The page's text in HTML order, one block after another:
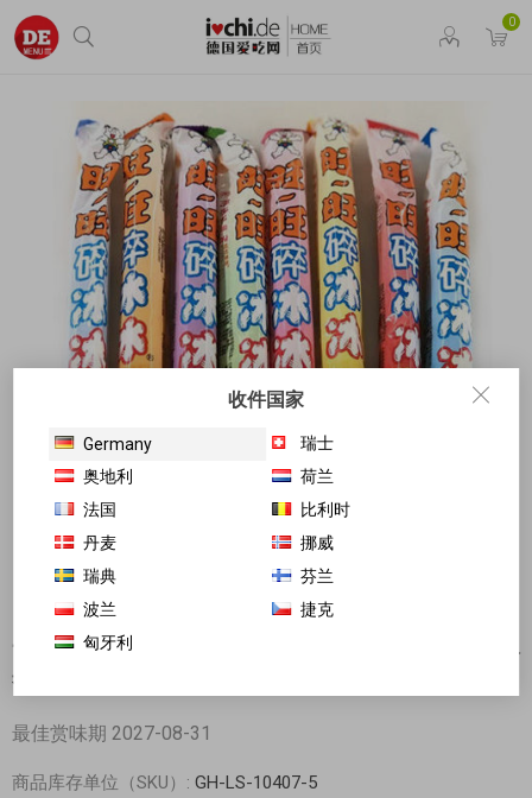
0
一组6个口味! 旺旺碎冰冰 (葡萄 草莓 蜜桃 柑桔 可乐 水
果) 6x87ml
最佳赏味期 2027-08-31
商品库存单位（SKU）: GH-LS-10407-5
收件国家
Germany
瑞士
奥地利
荷兰
法国
比利时
丹麦
挪威
瑞典
芬兰
波兰
捷克
匈牙利